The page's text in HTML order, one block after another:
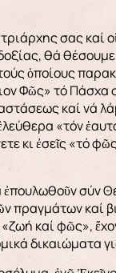
σας καί
θά
ὁποίους
Φῶς» τό
καί νά
«τόν
κι ἐσεῖς «τό
σύν
πραγμάτων καί
καί φῶς»,
δικαιώματα